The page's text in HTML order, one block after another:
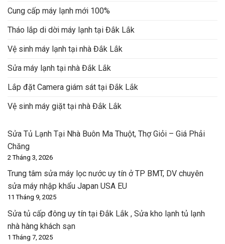
Cung cấp máy lạnh mới 100%
Tháo lắp di dời máy lạnh tại Đắk Lắk
Vệ sinh máy lạnh tại nhà Đắk Lắk
Sửa máy lạnh tại nhà Đắk Lắk
Lắp đặt Camera giám sát tại Đắk Lắk
Vệ sinh máy giặt tại nhà Đắk Lắk
Sửa Tủ Lạnh Tại Nhà Buôn Ma Thuột, Thợ Giỏi – Giá Phải
Chăng
2 Tháng 3, 2026
Trung tâm sửa máy lọc nước uy tín ở TP BMT, DV chuyên
sửa máy nhập khẩu Japan USA EU
11 Tháng 9, 2025
Sửa tủ cấp đông uy tín tại Đắk Lắk , Sửa kho lạnh tủ lạnh
nhà hàng khách sạn
1 Tháng 7, 2025